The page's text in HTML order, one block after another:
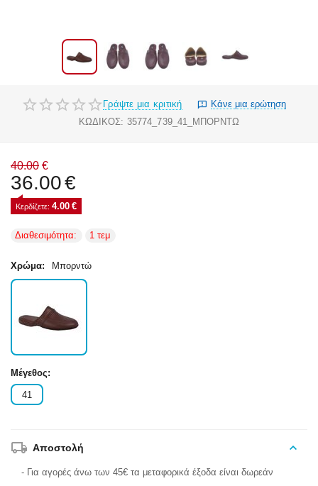
Γράψτε μια κριτική
Κάνε μια ερώτηση
ΚΩΔΙΚΟΣ: 35774_739_41_ΜΠΟΡΝΤΩ
40.00 €
36.00€
Κερδίζετε: 4.00 €
Διαθεσιμότητα: 1 τεμ
Χρώμα: Μπορντώ
Μέγεθος:
41
Αποστολή
- Για αγορές άνω των 45€ τα μεταφορικά έξοδα είναι δωρεάν